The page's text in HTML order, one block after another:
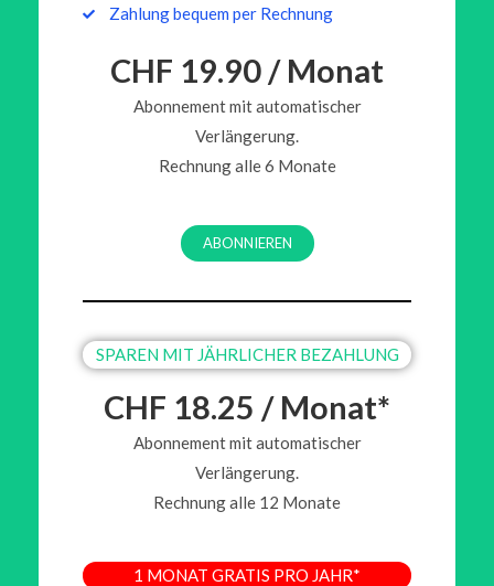
Zahlung bequem per Rechnung
CHF 19.90 / Monat
Abonnement mit automatischer
Verlängerung.
Rechnung alle 6 Monate
ABONNIEREN
SPAREN MIT JÄHRLICHER BEZAHLUNG
CHF 18.25 / Monat*
Abonnement mit automatischer
Verlängerung.
Rechnung alle 12 Monate
1 MONAT GRATIS PRO JAHR*